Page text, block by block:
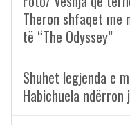
Theron shfaqet
të “The Odyssey”
Shuhet legjenda e
Habichuela